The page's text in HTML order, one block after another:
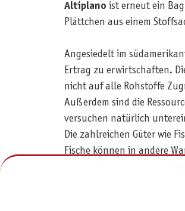
Altiplano ist erneut ein
Plättchen aus einem
Angesiedelt im
Ertrag zu erwirtschaften.
nicht auf alle Rohstoffe
Außerdem sind die
versuchen natürlich
Die zahlreichen Güter wie
Fische können in andere